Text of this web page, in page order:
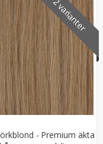
2 varianter
- Premium äkta